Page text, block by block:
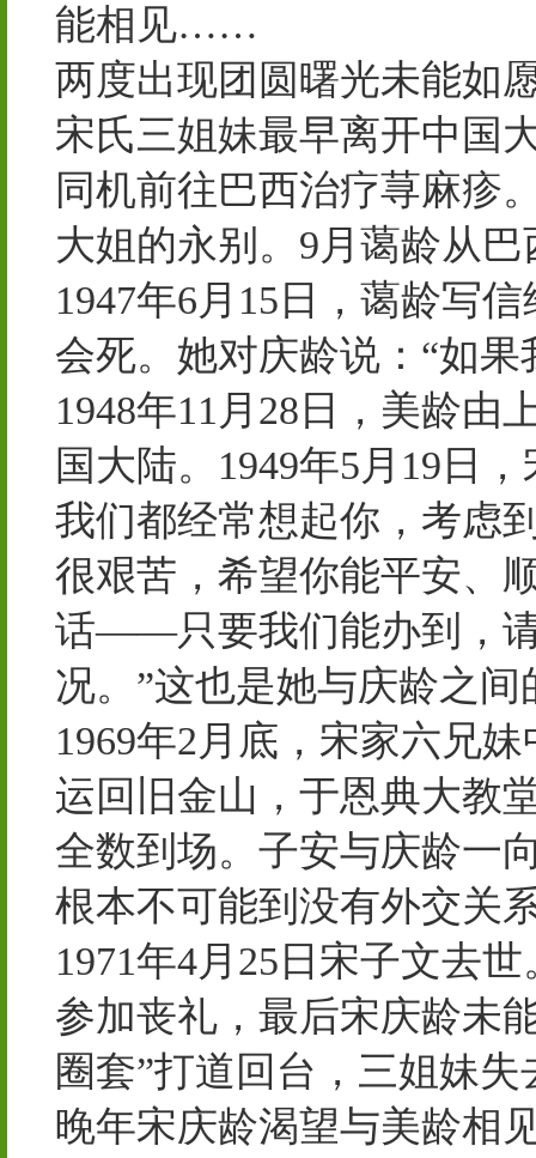
能相见……
两度出现团圆曙光未能如
宋氏三姐妹最早离开中国
同机前往巴西治疗荨麻疹
大姐的永别。9月蔼龄从
1947年6月15日，蔼龄写
会死。她对庆龄说：“如
1948年11月28日，美龄由
国大陆。1949年5月19日
我们都经常想起你，考虑
很艰苦，希望你能平安、
话——只要我们能办到，
况。”这也是她与庆龄之
1969年2月底，宋家六兄
运回旧金山，于恩典大教
全数到场。子安与庆龄一
根本不可能到没有外交关
1971年4月25日宋子文去
参加丧礼，最后宋庆龄未
圈套”打道回台，三姐妹
晚年宋庆龄渴望与美龄相